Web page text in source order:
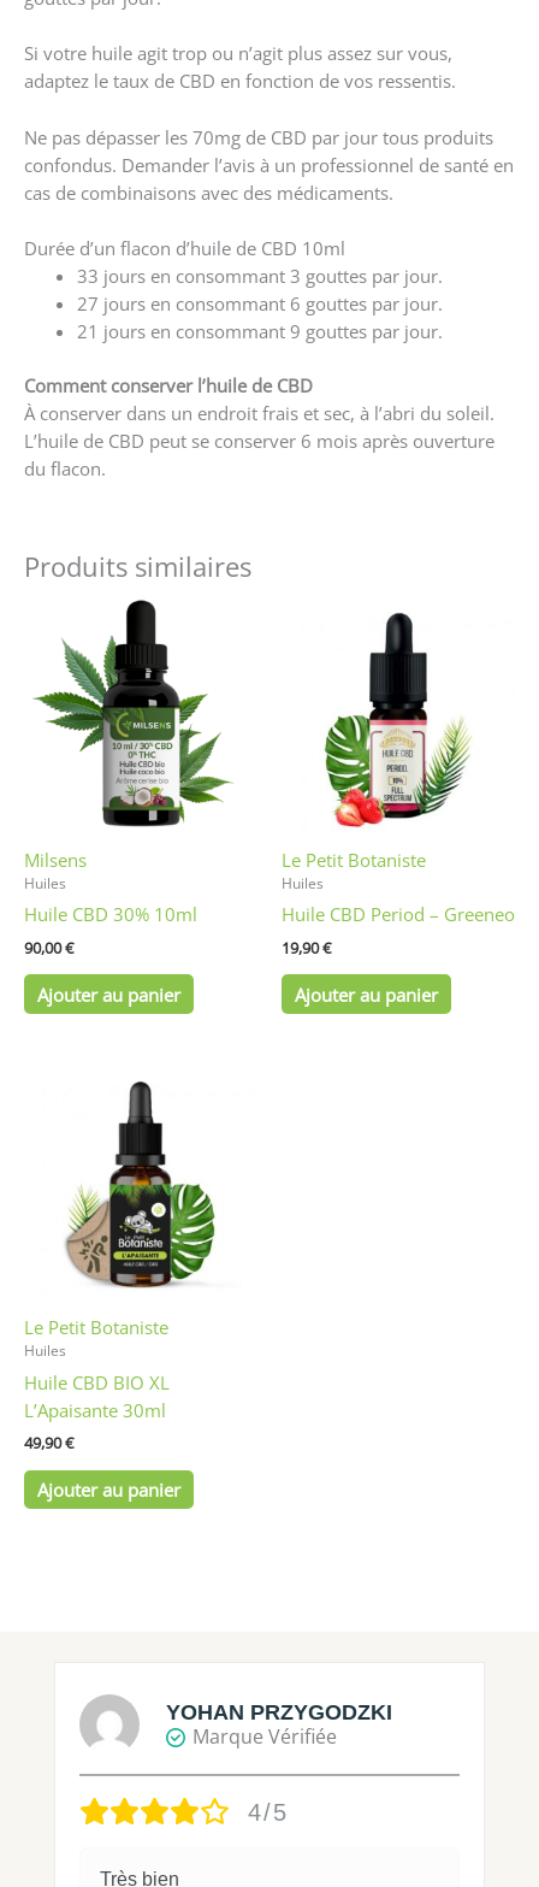
Si votre huile agit trop ou n’agit plus assez sur vous,
adaptez le taux de CBD en fonction de vos ressentis.
Ne pas dépasser les 70mg de CBD par jour tous produits
confondus. Demander l’avis à un professionnel de santé en
cas de combinaisons avec des médicaments.
Durée d’un flacon d’huile de CBD 10ml
33 jours en consommant 3 gouttes par jour.
27 jours en consommant 6 gouttes par jour.
21 jours en consommant 9 gouttes par jour.
Comment conserver l’huile de CBD
À conserver dans un endroit frais et sec, à l’abri du soleil.
L’huile de CBD peut se conserver 6 mois après ouverture
du flacon.
Produits similaires
Milsens
Huiles
Huile CBD 30% 10ml
90,00€
Ajouter au panier
Le Petit Botaniste
Huiles
Huile CBD Period – Greeneo
19,90€
Ajouter au panier
Le Petit Botaniste
Huiles
Huile CBD BIO XL
L’Apaisante 30ml
49,90€
Ajouter au panier
YOHAN PRZYGODZKI
Marque Vérifiée
4/5
Très bien